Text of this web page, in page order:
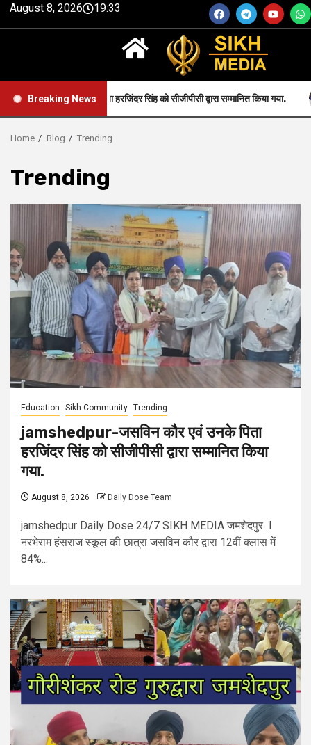
August 8, 2026 19:33
Breaking News
उनके पिता हरजिंदर सिंह को सीजीपीसी द्वारा सम्मानित किया गया.
Home Blog Trending
Trending
Education Sikh Community Trending
jamshedpur-जसविन कौर एवं उनके पिता
हरजिंदर सिंह को सीजीपीसी द्वारा सम्मानित किया
गया.
August 8, 2026 Daily Dose Team
jamshedpur Daily Dose 24/7 SIKH MEDIA जमशेदपुर l
नरभेराम हंसराज स्कूल की छात्रा जसविन कौर द्वारा 12वीं क्लास में
84%...